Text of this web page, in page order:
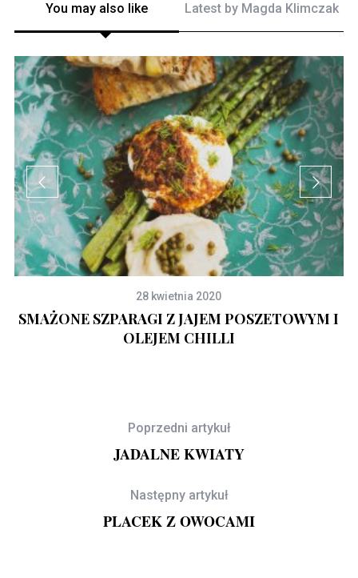
You may also like Latest by Magda Klimczak
28 kwietnia 2020
SMAŻONE SZPARAGI Z JAJEM POSZETOWYM I
OLEJEM CHILLI
Poprzedni artykuł
JADALNE KWIATY
Następny artykuł
PLACEK Z OWOCAMI